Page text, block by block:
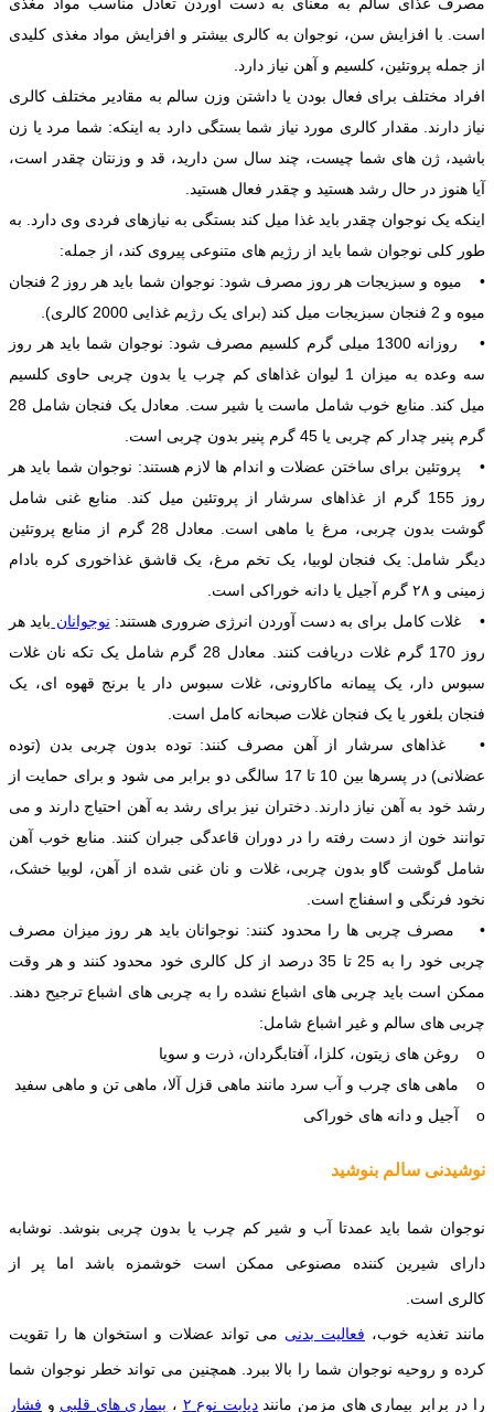
مصرف غذای سالم به معنای به دست آوردن تعادل مناسب مواد مغذی
است. با افزایش سن، نوجوان به کالری بیشتر و افزایش مواد مغذی کلیدی
از جمله پروتئین، کلسیم و آهن نیاز دارد.
افراد مختلف برای فعال بودن یا داشتن وزن سالم به مقادیر مختلف کالری
نیاز دارند. مقدار کالری مورد نیاز شما بستگی دارد به اینکه: شما مرد یا زن
باشید، ژن های شما چیست، چند سال سن دارید، قد و وزنتان چقدر است،
آیا هنوز در حال رشد هستید و چقدر فعال هستید.
اینکه یک نوجوان چقدر باید غذا میل کند بستگی به نیازهای فردی وی دارد. به
طور کلی نوجوان شما باید از رژیم های متنوعی پیروی کند، از جمله:
• میوه و سبزیجات هر روز مصرف شود: نوجوان شما باید هر روز 2 فنجان
میوه و 2 فنجان سبزیجات میل کند (برای یک رژیم غذایی 2000 کالری).
• روزانه 1300 میلی گرم کلسیم مصرف شود: نوجوان شما باید هر روز
سه وعده به میزان 1 لیوان غذاهای کم چرب یا بدون چربی حاوی کلسیم
میل کند. منابع خوب شامل ماست یا شیر ست. معادل یک فنجان شامل 28
گرم پنیر چدار کم چربی یا 45 گرم پنیر بدون چربی است.
• پروتئین برای ساختن عضلات و اندام ها لازم هستند: نوجوان شما باید هر
روز 155 گرم از غذاهای سرشار از پروتئین میل کند. منابع غنی شامل
گوشت بدون چربی، مرغ یا ماهی است. معادل 28 گرم از منابع پروتئین
دیگر شامل: یک فنجان لوبیا، یک تخم مرغ، یک قاشق غذاخوری کره بادام
زمینی و ۲۸ گرم آجیل یا دانه خوراکی است.
• غلات کامل برای به دست آوردن انرژی ضروری هستند: نوجوانان باید هر
روز 170 گرم غلات دریافت کنند. معادل 28 گرم شامل یک تکه نان غلات
سبوس دار، یک پیمانه ماکارونی، غلات سبوس دار یا برنج قهوه ای، یک
فنجان بلغور یا یک فنجان غلات صبحانه کامل است.
• غذاهای سرشار از آهن مصرف کنند: توده بدون چربی بدن (توده
عضلانی) در پسرها بین 10 تا 17 سالگی دو برابر می شود و برای حمایت از
رشد خود به آهن نیاز دارند. دختران نیز برای رشد به آهن احتیاج دارند و می
توانند خون از دست رفته را در دوران قاعدگی جبران کنند. منابع خوب آهن
شامل گوشت گاو بدون چربی، غلات و نان غنی شده از آهن، لوبیا خشک،
نخود فرنگی و اسفناج است.
• مصرف چربی ها را محدود کنند: نوجوانان باید هر روز میزان مصرف
چربی خود را به 25 تا 35 درصد از کل کالری خود محدود کنند و هر وقت
ممکن است باید چربی های اشباع نشده را به چربی های اشباع ترجیح دهند.
چربی های سالم و غیر اشباع شامل:
o روغن های زیتون، کلزا، آفتابگردان، ذرت و سویا
o ماهی های چرب و آب سرد مانند ماهی قزل آلا، ماهی تن و ماهی سفید
o آجیل و دانه های خوراکی
نوشیدنی سالم بنوشید
نوجوان شما باید عمدتا آب و شیر کم چرب یا بدون چربی بنوشد. نوشابه
دارای شیرین کننده مصنوعی ممکن است خوشمزه باشد اما پر از
کالری است.
مانند تغذیه خوب، فعالیت بدنی می تواند عضلات و استخوان ها را تقویت
کرده و روحیه نوجوان شما را بالا ببرد. همچنین می تواند خطر نوجوان شما
را در برابر بیماری های مزمن ماننددیابت نوع ۲ ، بیماری های قلبی و فشار